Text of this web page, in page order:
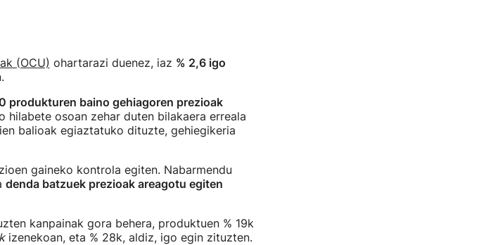
(OCU) ohartarazi duenez, iaz % 2,6 igo
produkturen baino gehiagoren prezioak
hilabete osoan zehar duten bilakaera erreala
balioak egiaztatuko dituzte, gehiegikeria
gaineko kontrola egiten. Nabarmendu
denda batzuek prezioak areagotu egiten
kanpainak gora behera, produktuen % 19k
izenekoan, eta % 28k, aldiz, igo egin zituzten.